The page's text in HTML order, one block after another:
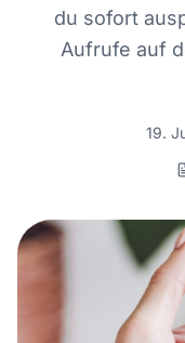
du sofort
Aufrufe auf
19.